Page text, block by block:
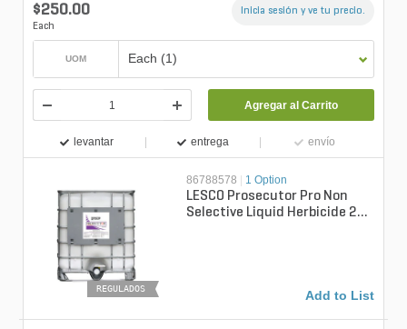
$250.00
Each
Inicia sesión y ve tu precio.
UOM Each (1)
Agregar al Carrito
levantar entrega envío
REGULADOS
86788578 | 1 Option
LESCO Prosecutor Pro Non
Selective Liquid Herbicide 265
Add to List